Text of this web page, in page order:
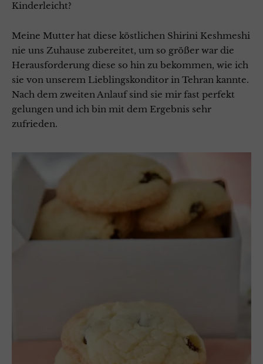
Kinderleicht?
Meine Mutter hat diese köstlichen Shirini Keshmeshi
nie uns Zuhause zubereitet, um so größer war die
Herausforderung diese so hin zu bekommen, wie ich
sie von unserem Lieblingskonditor in Tehran kannte.
Nach dem zweiten Anlauf sind sie mir fast perfekt
gelungen und ich bin mit dem Ergebnis sehr
zufrieden.